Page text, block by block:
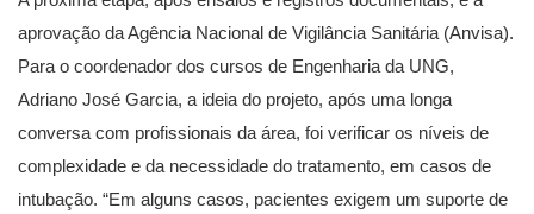
aprovação da Agência Nacional de Vigilância Sanitária (Anvisa).
Para o coordenador dos cursos de Engenharia da UNG,
Adriano José Garcia, a ideia do projeto, após uma longa
conversa com profissionais da área, foi verificar os níveis de
complexidade e da necessidade do tratamento, em casos de
intubação. “Em alguns casos, pacientes exigem um suporte de